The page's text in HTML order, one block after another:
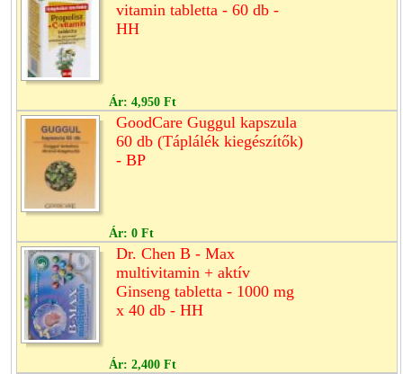
vitamin tabletta - 60 db -
HH
Ár: 4,950 Ft
GoodCare Guggul kapszula
60 db (Táplálék kiegészítők)
- BP
Ár: 0 Ft
Dr. Chen B - Max
multivitamin + aktív
Ginseng tabletta - 1000 mg
x 40 db - HH
Ár: 2,400 Ft